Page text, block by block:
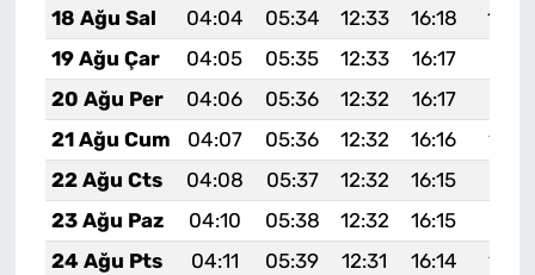
18 Ağu Sal
04:04 05:34 12:33 16:18
19 Ağu Çar
04:05 05:35 12:33 16:17
20 Ağu Per
04:06 05:36 12:32 16:17
21 Ağu Cum
04:07 05:36 12:32 16:16
19:18
22 Ağu Cts
04:08 05:37 12:32 16:15
23 Ağu Paz
04:10 05:38 12:32 16:15
24 Ağu Pts
04:11 05:39 12:31 16:14
19:14